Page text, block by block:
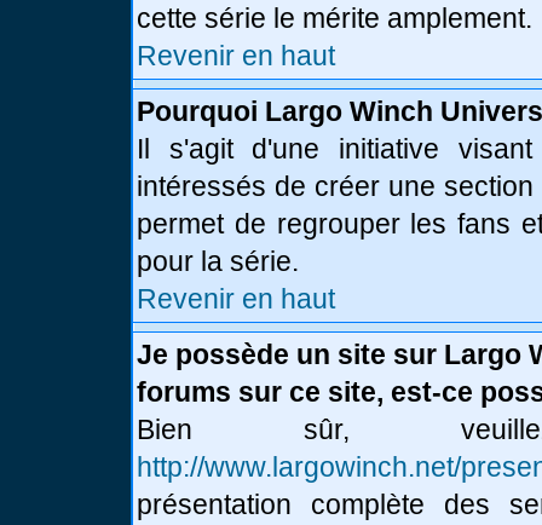
cette série le mérite amplement.
Revenir en haut
Pourquoi Largo Winch
Il s'agit d'une initiative
intéressés de créer une
permet de regrouper les fans
pour la série.
Revenir en haut
Je possède un site sur Largo
forums sur ce site, est-ce
Bien sûr,
http://www.largowinch.net/
présentation complète des